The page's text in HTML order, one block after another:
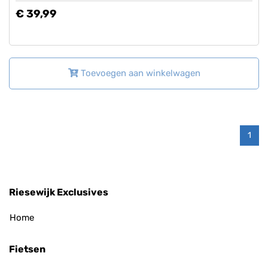
€ 39,99
Toevoegen aan winkelwagen
1
Riesewijk Exclusives
Home
Fietsen